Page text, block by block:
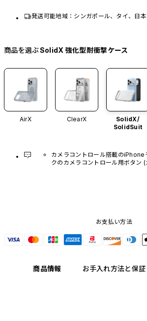
発送可能地域：シンガポール、タイ、日本
商品を選ぶSolidX 強化型耐衝撃ケース
AirX ClearX
SolidX/
SolidSuit
カメラコントロール搭載の
クのカメラコントロール用ボタン
お支払い方法
商品情報 お手入れ方法と保証